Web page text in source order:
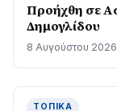
Προήχθη σε
Δημογλίδου
8 Αυγούστου 2026
ΤΟΠΙΚΆ